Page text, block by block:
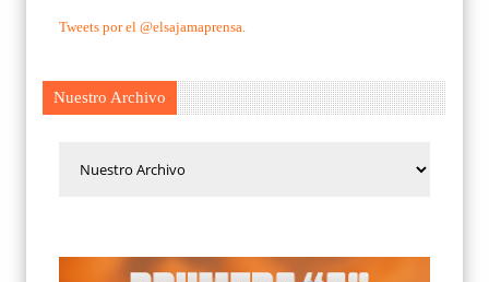
Tweets por el @elsajamaprensa.
Nuestro Archivo